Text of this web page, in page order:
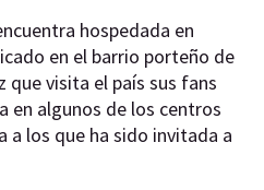
hospedada en
en el barrio porteño de
que visita el país sus fans
en algunos de los centros
los que ha sido invitada a